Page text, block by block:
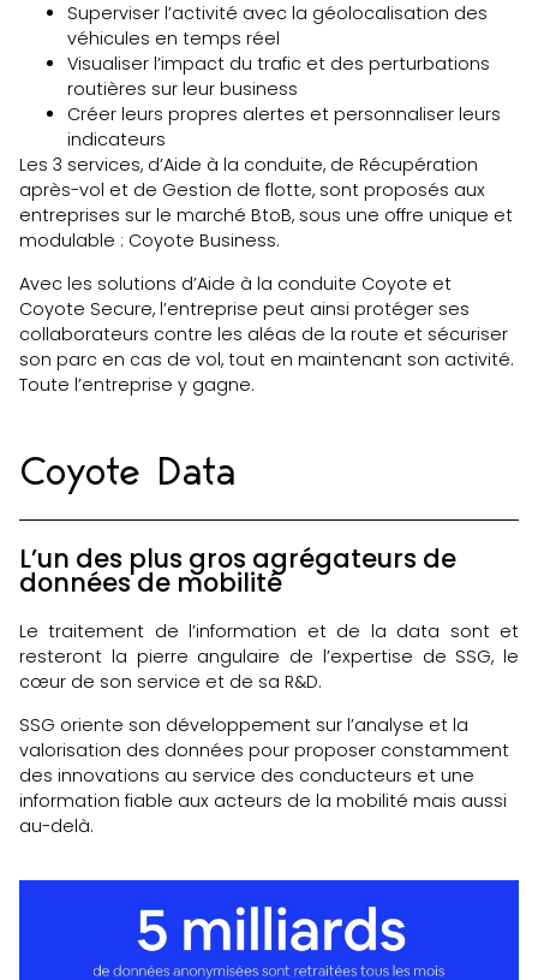
Superviser l’activité avec la géolocalisation des
véhicules en temps réel
Visualiser l’impact du trafic et des perturbations
routières sur leur business
Créer leurs propres alertes et personnaliser leurs
indicateurs
Les 3 services, d’Aide à la conduite, de Récupération
après-vol et de Gestion de flotte, sont proposés aux
entreprises sur le marché BtoB, sous une offre unique et
modulable : Coyote Business.
Avec les solutions d’Aide à la conduite Coyote et
Coyote Secure, l’entreprise peut ainsi protéger ses
collaborateurs contre les aléas de la route et sécuriser
son parc en cas de vol, tout en maintenant son activité.
Toute l’entreprise y gagne.
Coyote Data
L’un des plus gros agrégateurs de
données de mobilité
Le traitement de l’information et de la data sont et
resteront la pierre angulaire de l’expertise de SSG, le
cœur de son service et de sa R&D.
SSG oriente son développement sur l’analyse et la
valorisation des données pour proposer constamment
des innovations au service des conducteurs et une
information fiable aux acteurs de la mobilité mais aussi
au-delà.